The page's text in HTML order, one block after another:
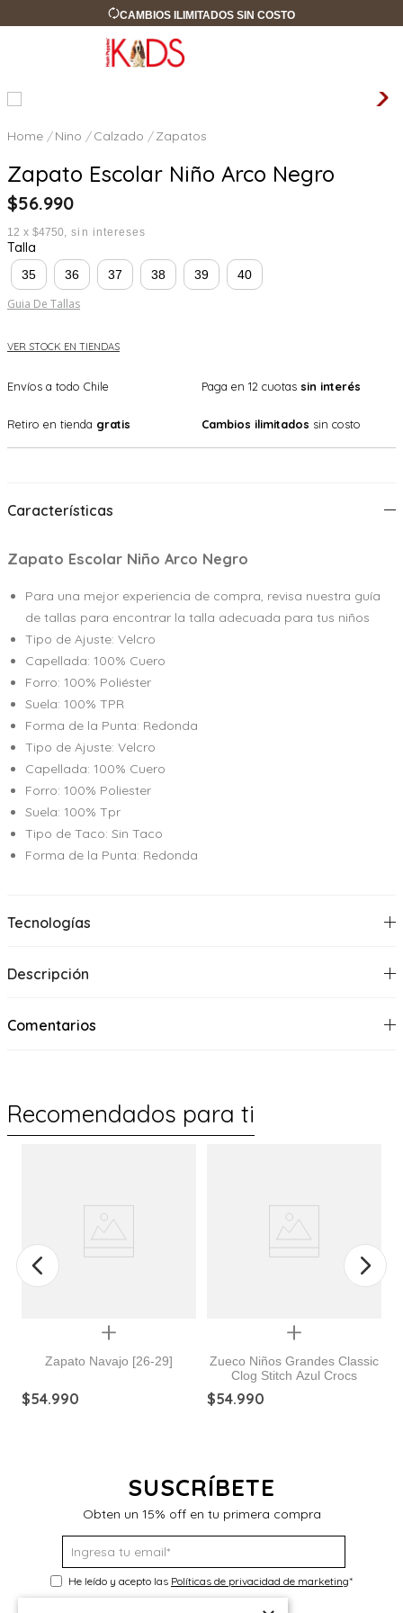
CAMBIOS ILIMITADOS SIN COSTO
Nino Calzado Zapatos
Zapato Escolar Niño Arco Negro
$56.990
12 x $4750 sin intereses
Talla
35 36 37 38 39 40
Guia De Tallas
VER STOCK EN TIENDAS
Envíos a todo Chile Paga en 12 cuotas sin interés
Retiro en tienda gratis Cambios ilimitados sin costo
Características
Zapato Escolar Niño Arco Negro
Para una mejor experiencia de compra, revisa nuestra guía
de tallas para encontrar la talla adecuada para tus niños
Tipo de Ajuste: Velcro
Capellada: 100% Cuero
Forro: 100% Poliéster
Suela: 100% TPR
Forma de la Punta: Redonda
Tipo de Ajuste: Velcro
Capellada: 100% Cuero
Forro: 100% Poliester
Suela: 100% Tpr
Tipo de Taco: Sin Taco
Forma de la Punta: Redonda
Tecnologías
Descripción
Comentarios
Recomendados para ti
Quickview
Zapato Navajo [26-29]
$54.990
Quickview
Zueco Niños Grandes Classic
Clog Stitch Azul Crocs
$54.990
SUSCRÍBETE
Obten un 15% off en tu primera compra
He leído y acepto las Políticas de privacidad de marketing*